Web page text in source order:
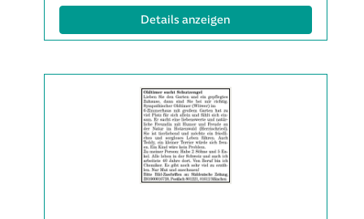
Details anzeigen(ID: 2063311)
der
Anzeige
2063338
anzeigen
|
Info: